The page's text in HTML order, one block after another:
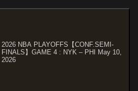
CELTICSJrue HolidayDerrick
2026 NBA PLAYOFFS【CONF.SEMI-
FINALS】GAME 4 : NYK – PHI May 10,
2026